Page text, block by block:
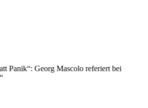
Panik“: Georg Mascolo referiert bei